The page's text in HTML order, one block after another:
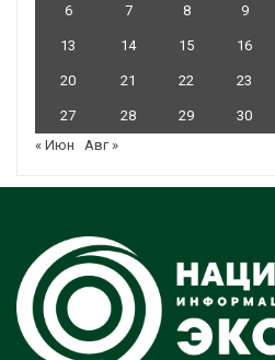
6 7 8 9
13 14 15 16
20 21 22 23
27 28 29 30
« Июн
Авг »